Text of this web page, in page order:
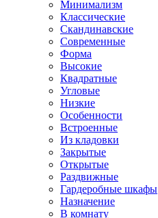
Минимализм
Классические
Скандинавские
Современные
Форма
Высокие
Квадратные
Угловые
Низкие
Особенности
Встроенные
Из кладовки
Закрытые
Открытые
Раздвижные
Гардеробные шкафы
Назначение
В комнату